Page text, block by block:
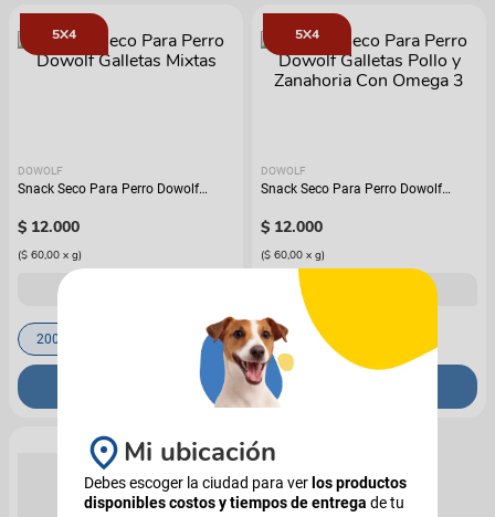
5X4
DOWOLF
Snack Seco Para Perro Dowolf
$ 12.000
($ 60,00 x g)
200 Gr
5X4
DOWOLF
Snack Seco Para Perro Dowolf
Omega 3
$ 12.000
($ 60,00 x g)
200 g
Mi ubicación
Debes escoger la ciudad para verlos productos
disponibles costos y tiempos de entrega de tu